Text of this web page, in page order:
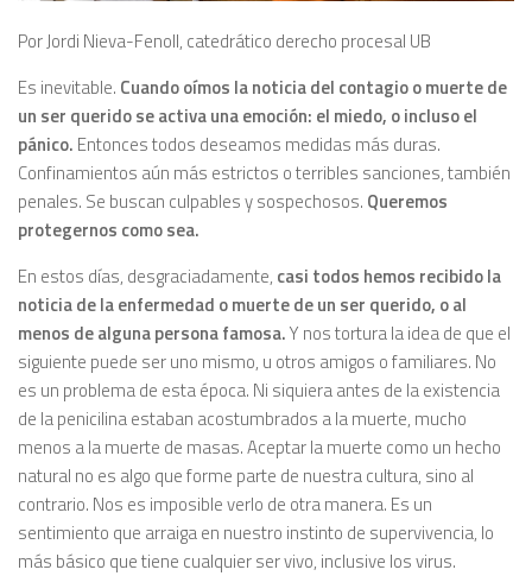
Por Jordi Nieva-Fenoll, catedrático derecho procesal UB
Es inevitable. Cuando oímos la noticia del contagio o muerte de
un ser querido se activa una emoción: el miedo, o incluso el
pánico. Entonces todos deseamos medidas más duras.
Confinamientos aún más estrictos o terribles sanciones, también
penales. Se buscan culpables y sospechosos. Queremos
protegernos como sea.
En estos días, desgraciadamente, casi todos hemos recibido la
noticia de la enfermedad o muerte de un ser querido, o al
menos de alguna persona famosa.Y nos tortura la idea de que el
siguiente puede ser uno mismo, u otros amigos o familiares. No
es un problema de esta época. Ni siquiera antes de la existencia
de la penicilina estaban acostumbrados a la muerte, mucho
menos a la muerte de masas. Aceptar la muerte como un hecho
natural no es algo que forme parte de nuestra cultura, sino al
contrario. Nos es imposible verlo de otra manera. Es un
sentimiento que arraiga en nuestro instinto de supervivencia, lo
más básico que tiene cualquier ser vivo, inclusive los virus.